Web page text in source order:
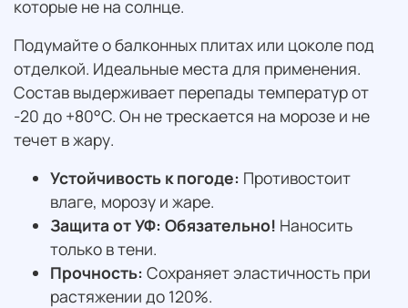
которые не на солнце.
Подумайте о балконных плитах или цоколе под
отделкой. Идеальные места для применения.
Состав выдерживает перепады температур от
-20 до +80°C. Он не трескается на морозе и не
течет в жару.
Устойчивость к погоде: Противостоит
влаге, морозу и жаре.
Защита от УФ: Обязательно! Наносить
только в тени.
Прочность: Сохраняет эластичность при
растяжении до 120%.